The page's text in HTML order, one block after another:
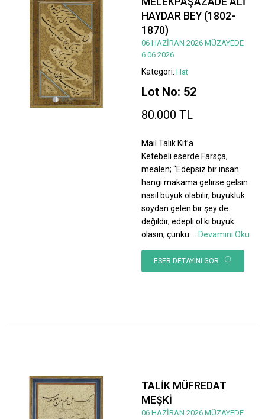
HAYDAR BEY (1802-
1870)
06 HAZİRAN 2026 MÜZAYEDE
6.06.2026
Kategori: Hat
Lot No: 52
80.000 TL
Mail Talik Kıt’a
Ketebeli eserde Farsça,
mealen; “Edepsiz bir insan
hangi makama gelirse gelsin
nasıl büyük olabilir, büyüklük
soydan gelen bir şey de
değildir, edepli ol ki büyük
olasın, çünkü ... Devamını Oku
ESER DETAYINI GÖR
TALİK MÜFREDAT
MEŞKİ
06 HAZİRAN 2026 MÜZAYEDE